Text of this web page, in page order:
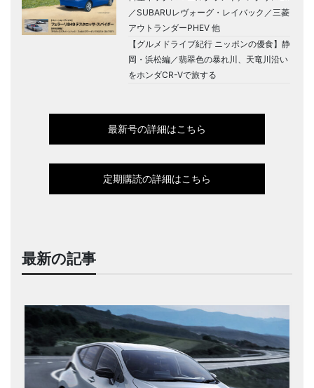
／SUBARUレヴォーグ・レイバック／三菱
アウトランダーPHEV 他
【グルメドライブ紀行 ニッポンの優食】静
岡・浜松編／翡翠色の暴れ川、天竜川沿い
をホンダCR-Vで旅する
最新号の詳細はこちら
定期購読の詳細はこちら
最新の記事